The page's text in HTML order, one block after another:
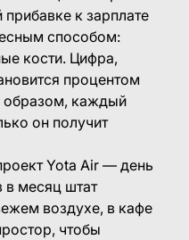
к зарплате
способом:
кости. Цифра,
процентом
образом, каждый
он получит
Yota Air — день
в месяц штат
воздухе, в кафе
чтобы